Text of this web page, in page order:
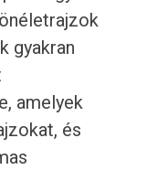
gyakran
amelyek
és